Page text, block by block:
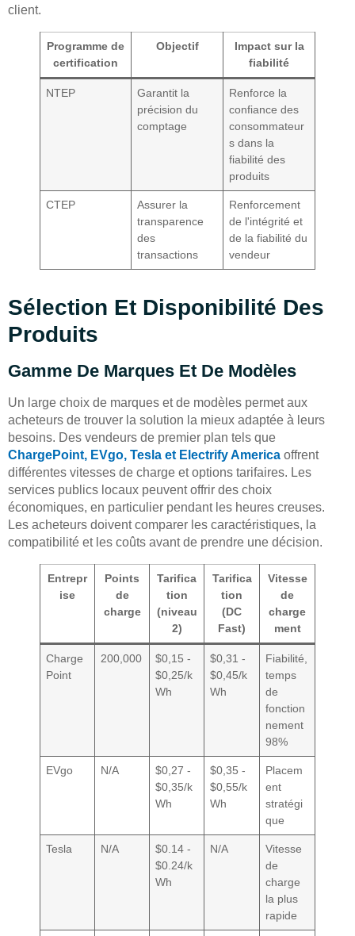
client.
Programme de
certification
Objectif
Impact sur la
fiabilité
NTEP
Garantit la
précision du
comptage
Renforce la
confiance des
consommateur
s dans la
fiabilité des
produits
CTEP
Assurer la
transparence
des
transactions
Renforcement
de l'intégrité et
de la fiabilité du
vendeur
Sélection Et Disponibilité Des
Produits
Gamme De Marques Et De Modèles
Un large choix de marques et de modèles permet aux
acheteurs de trouver la solution la mieux adaptée à leurs
besoins. Des vendeurs de premier plan tels que
ChargePoint, EVgo, Tesla et Electrify America offrent
différentes vitesses de charge et options tarifaires. Les
services publics locaux peuvent offrir des choix
économiques, en particulier pendant les heures creuses.
Les acheteurs doivent comparer les caractéristiques, la
compatibilité et les coûts avant de prendre une décision.
Entrepr
ise
Points
de
charge
Tarifica
tion
(niveau
2)
Tarifica
tion
(DC
Fast)
Vitesse
de
charge
ment
Charge
Point
200,000
$0,15 -
$0,25/k
Wh
$0,31 -
$0,45/k
Wh
Fiabilité,
temps
de
fonction
nement
98%
EVgo N/A
$0,27 -
$0,35/k
Wh
$0,35 -
$0,55/k
Wh
Placem
ent
stratégi
que
Tesla N/A
$0.14 -
$0.24/k
Wh
N/A
Vitesse
de
charge
la plus
rapide